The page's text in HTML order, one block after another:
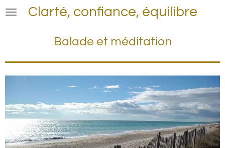
PasserClarté, confiance, équilibre
Balade et méditation